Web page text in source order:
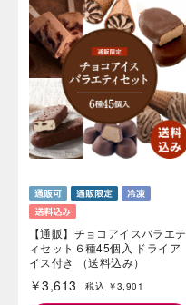
【通販】チョコアイスバラエテ
ィセット６種45個入 ドライア
イス付き （送料込み）
￥3,613 税込 ￥3,901